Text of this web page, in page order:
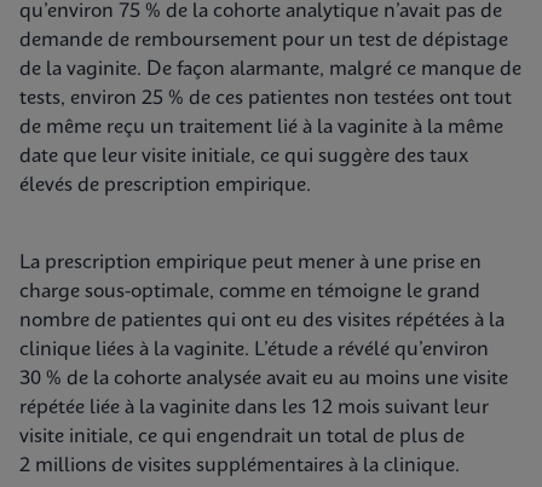
qu’environ 75 % de la cohorte analytique n’avait pas de
demande de remboursement pour un test de dépistage
de la vaginite. De façon alarmante, malgré ce manque de
tests, environ 25 % de ces patientes non testées ont tout
de même reçu un traitement lié à la vaginite à la même
date que leur visite initiale, ce qui suggère des taux
élevés de prescription empirique.
La prescription empirique peut mener à une prise en
charge sous-optimale, comme en témoigne le grand
nombre de patientes qui ont eu des visites répétées à la
clinique liées à la vaginite. L’étude a révélé qu’environ
30 % de la cohorte analysée avait eu au moins une visite
répétée liée à la vaginite dans les 12 mois suivant leur
visite initiale, ce qui engendrait un total de plus de
2 millions de visites supplémentaires à la clinique.